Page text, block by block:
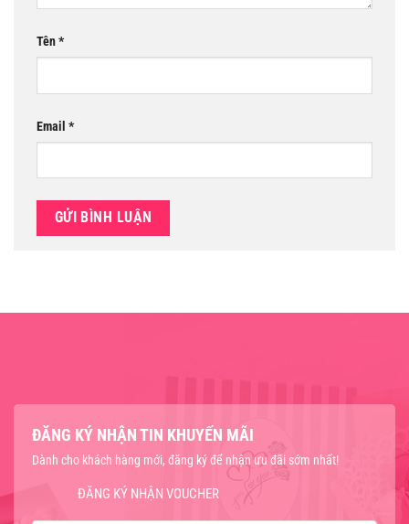
Tên*
Email *
ĐĂNG KÝ NHẬN TIN KHUYẾN MÃI
Dành cho khách hàng mới, đăng ký để nhận ưu đãi sớm nhất!
ĐĂNG KÝ NHẬN VOUCHER